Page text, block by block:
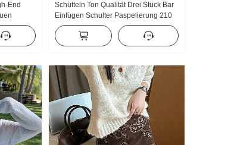
End
Spicy
Schütteln Ton Qualität Drei Stück Bar
Einfügen Schulter Paspelierung 210
Gramm Reine Baumwolle Locker
Kontrastfarbe Top 2025 Frühling Neu
Kurzarm Damen